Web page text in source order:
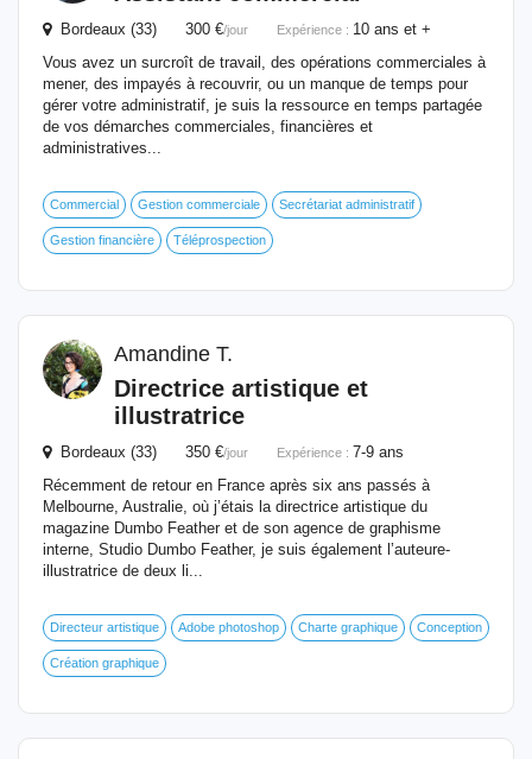
Bordeaux (33) 300 €/jour Expérience : 10 ans et +
Vous avez un surcroît de travail, des opérations commerciales à
mener, des impayés à recouvrir, ou un manque de temps pour
gérer votre administratif, je suis la ressource en temps partagée
de vos démarches commerciales, financières et
administratives...
Commercial Gestion commerciale Secrétariat administratif
Gestion financière Téléprospection
Amandine T.
Directrice artistique et
illustratrice
Bordeaux (33) 350 €/jour Expérience : 7-9 ans
Récemment de retour en France après six ans passés à
Melbourne, Australie, où j’étais la directrice artistique du
magazine Dumbo Feather et de son agence de graphisme
interne, Studio Dumbo Feather, je suis également l’auteure-
illustratrice de deux li...
Directeur artistique Adobe photoshop Charte graphique Conception
Création graphique